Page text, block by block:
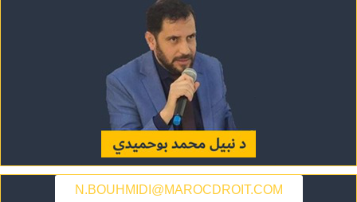
N.BOUHMIDI@MAROCDROIT.COM